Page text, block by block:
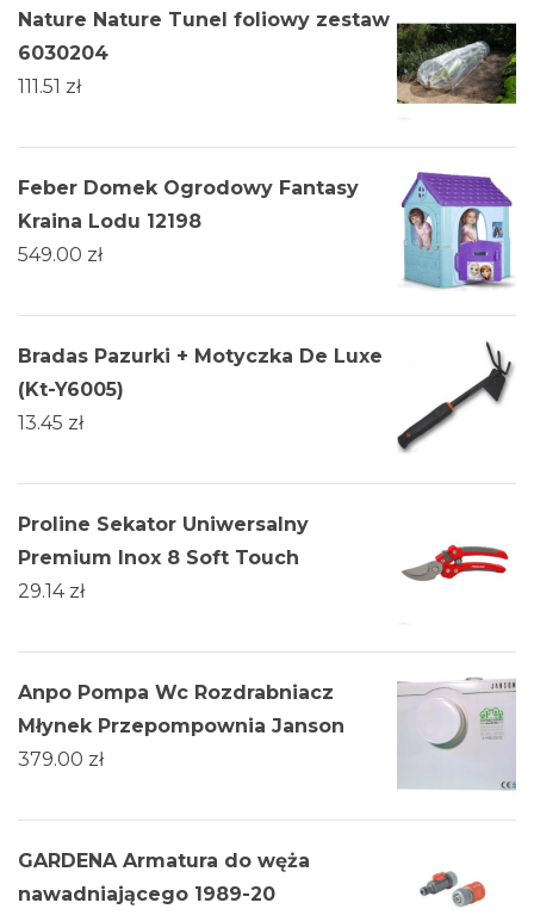
Nature Nature Tunel foliowy zestaw
6030204
111.51 zł
Feber Domek Ogrodowy Fantasy
Kraina Lodu 12198
549.00 zł
Bradas Pazurki + Motyczka De Luxe
(Kt-Y6005)
13.45 zł
Proline Sekator Uniwersalny
Premium Inox 8 Soft Touch
29.14 zł
Anpo Pompa Wc Rozdrabniacz
Młynek Przepompownia Janson
379.00 zł
GARDENA Armatura do węża
nawadniającego 1989-20